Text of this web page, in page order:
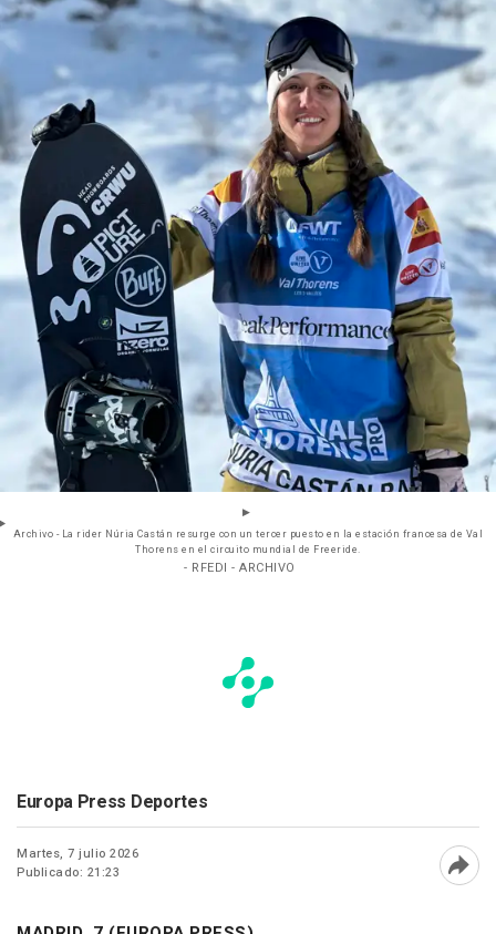
Archivo - La rider Núria Castán resurge con un tercer puesto en la estación francesa de Val
Thorens en el circuito mundial de Freeride.
- RFEDI - ARCHIVO
Europa Press Deportes
Martes, 7 julio 2026
Publicado: 21:23